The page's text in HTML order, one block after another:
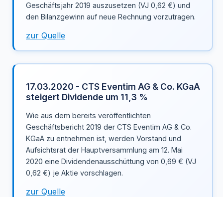
Geschäftsjahr 2019 auszusetzen (VJ 0,62 €) und
den Bilanzgewinn auf neue Rechnung vorzutragen.
zur Quelle
17.03.2020 - CTS Eventim AG & Co. KGaA
steigert Dividende um 11,3 %
Wie aus dem bereits veröffentlichten
Geschäftsbericht 2019 der CTS Eventim AG & Co.
KGaA zu entnehmen ist, werden Vorstand und
Aufsichtsrat der Hauptversammlung am 12. Mai
2020 eine Dividendenausschüttung von 0,69 € (VJ
0,62 €) je Aktie vorschlagen.
zur Quelle